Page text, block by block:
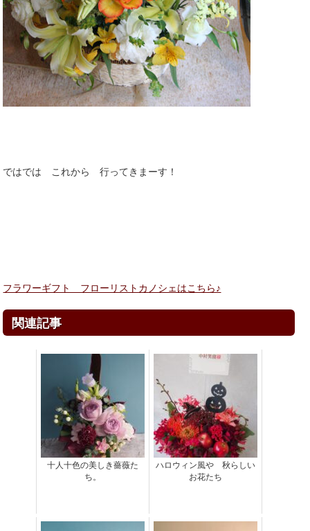
ではでは これから 行ってきまーす！
フラワーギフト フローリストカノシェはこちら♪
関連記事
十人十色の美しき薔薇た
ち。
ハロウィン風や 秋らしい
お花たち